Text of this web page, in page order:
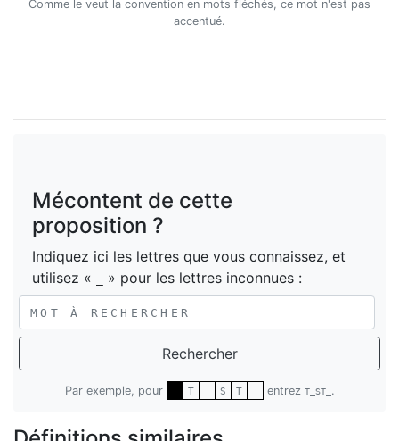
Comme le veut la convention en mots fléchés, ce mot n'est pas
accentué.
Mécontent de cette
proposition ?
Indiquez ici les lettres que vous connaissez, et
utilisez «
» pour les lettres inconnues :
Rechercher
Par exemple, pour T S T entrez T_ST_ .